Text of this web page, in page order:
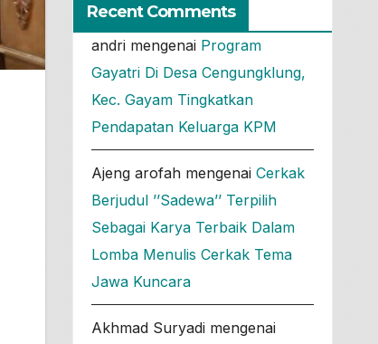
Recent Comments
andrimengenai Program
Gayatri Di Desa Cengungklung,
Kec. Gayam Tingkatkan
Pendapatan Keluarga KPM
Ajeng arofahmengenai Cerkak
Berjudul ’’Sadewa’’ Terpilih
Sebagai Karya Terbaik Dalam
Lomba Menulis Cerkak Tema
Jawa Kuncara
Akhmad Suryadimengenai